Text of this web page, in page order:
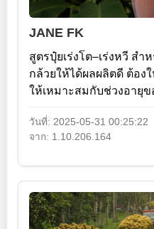
JANE FK
สูตรปุ๋ยเร่งโต–เร่งหวี ส
กล้วยให้ได้ผลผลิตดี ต้อง
ให้เหมาะสมกับช่วงอายุข
วันที่: 2025-05-31 00:25:22
จาก: 1.10.206.164